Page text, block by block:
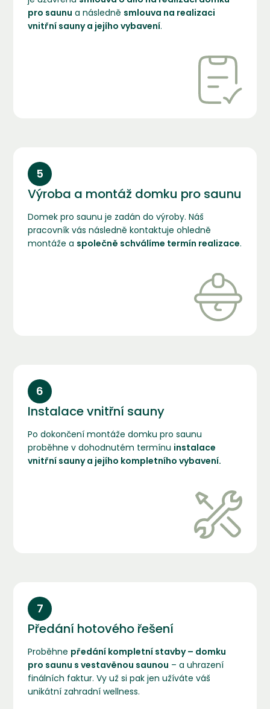
pro saunu a následně smlouva na realizaci
vnitřní sauny a jejího vybavení.
5
Výroba a montáž domku pro saunu
Domek pro saunu je zadán do výroby. Náš
pracovník vás následně kontaktuje ohledně
montáže a společně schválíme termín realizace.
6
Instalace vnitřní sauny
Po dokončení montáže domku pro saunu
proběhne v dohodnutém termínu instalace
vnitřní sauny a jejího kompletního vybavení.
7
Předání hotového řešení
Proběhne předání kompletní stavby – domku
pro saunu s vestavěnou saunou – a uhrazení
finálních faktur. Vy už si pak jen užíváte váš
unikátní zahradní wellness.